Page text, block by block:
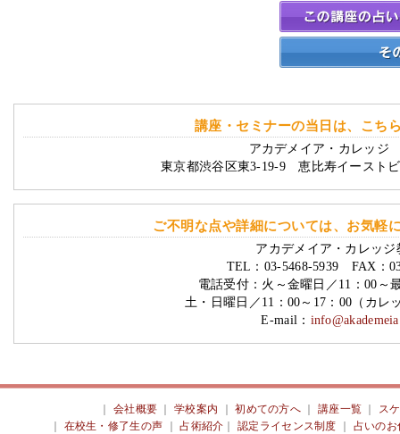
講座・セミナーの当日は、こち
アカデメイア・カレッジ
東京都渋谷区東3-19-9 恵比寿イースト
ご不明な点や詳細については、お気軽
アカデメイア・カレッジ
TEL：03-5468-5939 FAX：
電話受付：火～金曜日／11：00～
土・日曜日／11：00～17：00（カレ
E-mail：
会社概要 ｜学校案内 ｜初めての方へ 講座一覧
ス
在校生・修了生の声 ｜占術紹介 ｜認定ライセンス制度
占いのお